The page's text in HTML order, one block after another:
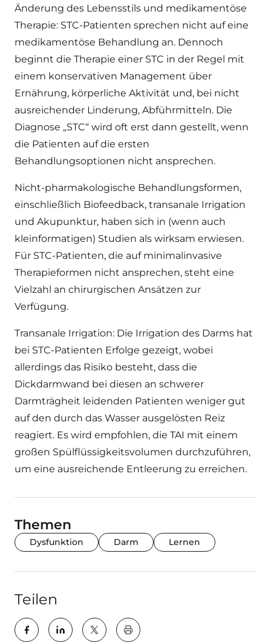
Änderung des Lebensstils und medikamentöse
Therapie: STC-Patienten sprechen nicht auf eine
medikamentöse Behandlung an. Dennoch
beginnt die Therapie einer STC in der Regel mit
einem konservativen Management über
Ernährung, körperliche Aktivität und, bei nicht
ausreichender Linderung, Abführmitteln. Die
Diagnose „STC“ wird oft erst dann gestellt, wenn
die Patienten auf die ersten
Behandlungsoptionen nicht ansprechen.
Nicht-pharmakologische Behandlungsformen,
einschließlich Biofeedback, transanale Irrigation
und Akupunktur, haben sich in (wenn auch
kleinformatigen) Studien als wirksam erwiesen.
Für STC-Patienten, die auf minimalinvasive
Therapieformen nicht ansprechen, steht eine
Vielzahl an chirurgischen Ansätzen zur
Verfügung.
Transanale Irrigation: Die Irrigation des Darms hat
bei STC-Patienten Erfolge gezeigt, wobei
allerdings das Risiko besteht, dass die
Dickdarmwand bei diesen an schwerer
Darmträgheit leidenden Patienten weniger gut
auf den durch das Wasser ausgelösten Reiz
reagiert. Es wird empfohlen, die TAI mit einem
großen Spülflüssigkeitsvolumen durchzuführen,
um eine ausreichende Entleerung zu erreichen.
Themen
Dysfunktion Darm Lernen
Teilen
key:global.print-this-page